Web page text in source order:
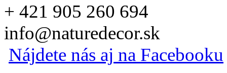
+ 421 905 260 694
info@naturedecor.sk
Nájdete nás aj na Facebooku